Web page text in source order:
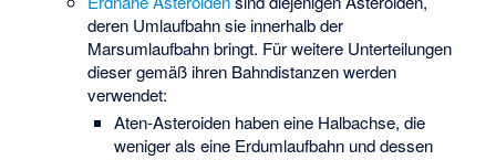
deren Umlaufbahn sie innerhalb der
Marsumlaufbahn bringt. Für weitere Unterteilungen
dieser gemäß ihren Bahndistanzen werden
verwendet:
Aten-Asteroiden haben eine Halbachse, die
weniger als eine Erdumlaufbahn und dessen